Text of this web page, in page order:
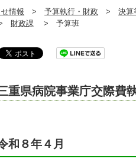
情報 > 予算執行・財政 > 決算
財政課 > 予算班
重県病院事業庁交際費
和８年４月